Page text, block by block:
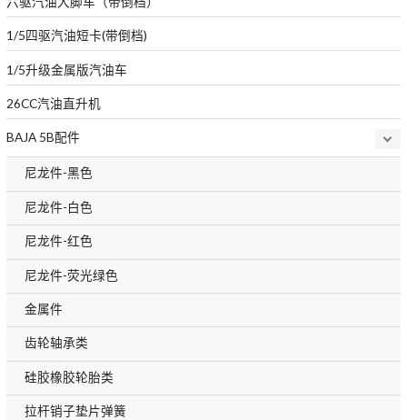
1/5四驱汽油短卡(带倒档)
1/5升级金属版汽油车
26CC汽油直升机
BAJA 5B配件
尼龙件-黑色
尼龙件-白色
尼龙件-红色
尼龙件-荧光绿色
金属件
齿轮轴承类
硅胶橡胶轮胎类
拉杆销子垫片弹簧